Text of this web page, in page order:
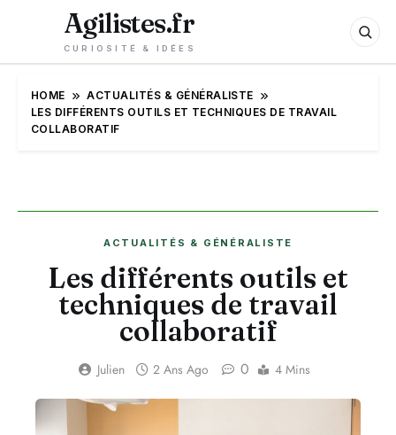
Agilistes.fr
CURIOSITÉ & IDÉES
HOME
ACTUALITÉS & GÉNÉRALISTE
LES DIFFÉRENTS OUTILS ET TECHNIQUES DE TRAVAIL
COLLABORATIF
ACTUALITÉS & GÉNÉRALISTE
Les différents outils et
techniques de travail
collaboratif
Julien 2 Ans Ago 0 4 Mins